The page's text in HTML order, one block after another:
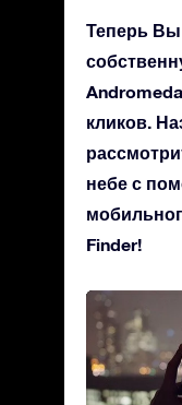
Теперь Вы
кликов.
небе с
Finder!